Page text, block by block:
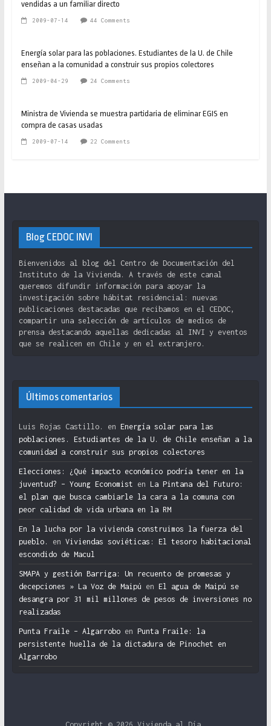
vendidas a un familiar directo
2009-07-14 44 Comments
Energía solar para las poblaciones. Estudiantes de la U. de Chile
enseñan a la comunidad a construir sus propios colectores
2009-04-29 24 Comments
Ministra de Vivienda se muestra partidaria de eliminar EGIS en
compra de casas usadas
2009-07-14 22 Comments
Blog CEDOC INVI
Bienvenidos al blog del Centro de Documentación del
Instituto de la Vivienda. A través de este canal
queremos difundir información para apoyar la
investigación sobre hábitat residencial: nuevas
publicaciones destacadas que recibamos en el CEDOC,
compartir una selección de artículos de medios de
prensa destacando aquellas dedicadas al INVI y eventos
que se realicen en Chile y en el extranjero.
Últimos comentarios
Luis Rojas Castillo. en Energía solar para las
poblaciones. Estudiantes de la U. de Chile enseñan a la
comunidad a construir sus propios colectores
Elecciones: ¿Qué impacto económico podría tener en la
juventud? – Young Economist en La Pintana del Futuro:
el plan que busca cambiarle la cara a la comuna con
peor calidad de vida urbana en la RM
En la lucha por la vivienda construimos la fuerza del
pueblo.
en Viviendas soviéticas: El tesoro habitacional
escondido de Macul
SMAPA y gestión Barriga: Un recuento de promesas y
decepciones » La Voz de Maipú en El agua de Maipú se
desangra por 31 mil millones de pesos de inversiones no
realizadas
Punta Fraile – Algarroboen Punta Fraile: la
persistente huella de la dictadura de Pinochet en
Algarrobo